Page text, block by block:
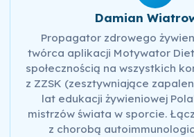
Damian
Propagator zdrowego
twórca aplikacji Motywator
społecznością na wszystkich
z ZZSK (zesztywniające
lat edukacji żywieniowej
mistrzów świata w sporcie.
z chorobą